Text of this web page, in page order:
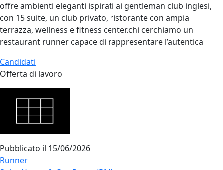
offre ambienti eleganti ispirati ai gentleman club inglesi,
con 15 suite, un club privato, ristorante con ampia
terrazza, wellness e fitness center.chi cerchiamo un
restaurant runner capace di rappresentare l’autentica
Candidati
Offerta di lavoro
Pubblicato il 15/06/2026
Runner